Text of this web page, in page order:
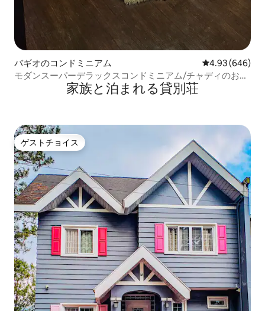
バギオのコンドミニアム レビュー646
4.93 (646)
モダンスーパーデラックスコンドミニアム/チャディのお部
家族と泊まれる貸別荘
ゲストチョイス
ゲストチョイス